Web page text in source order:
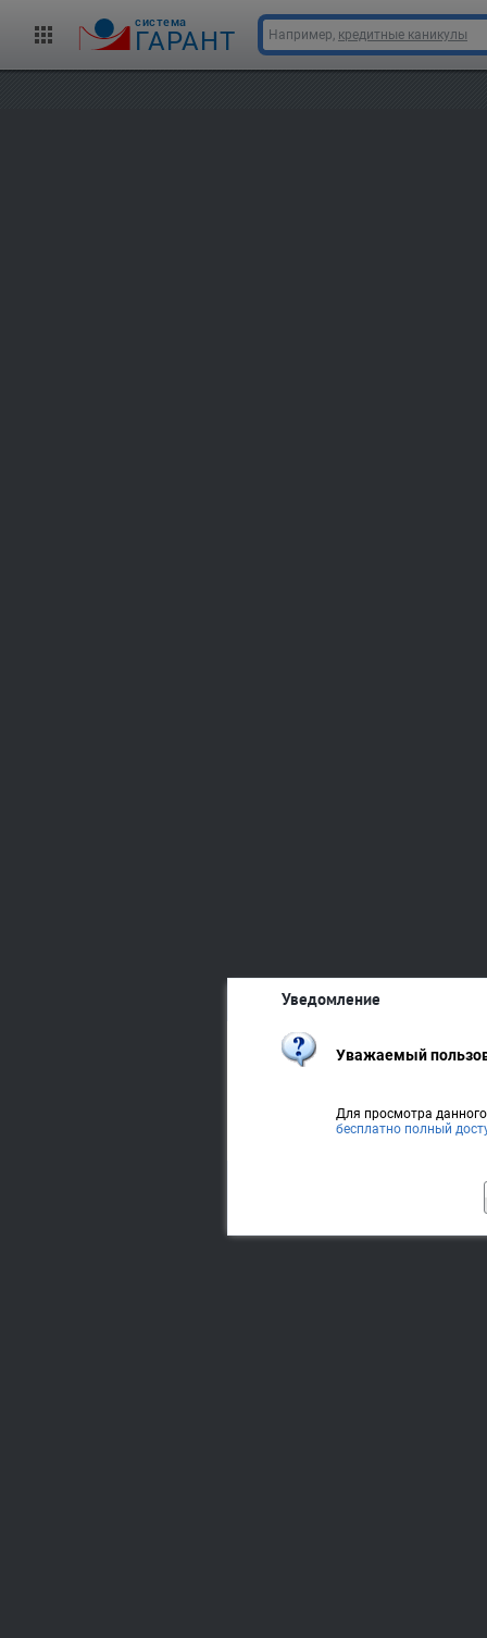
cистема
ГАРАНТ Например, кредитные каникулы
Уведомление
Уважаемый
Для просмотра
бесплатно полный